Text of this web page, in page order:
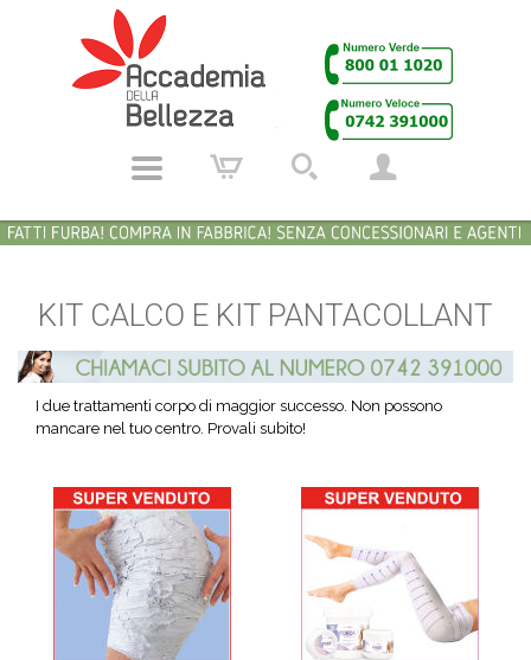
KIT CALCO E KIT PANTACOLLANT
I due trattamenti corpo di maggior successo. Non possono
mancare nel tuo centro. Provali subito!